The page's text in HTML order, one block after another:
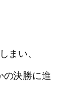
まい、
の決勝に進